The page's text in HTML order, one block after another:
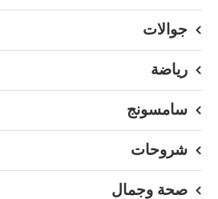
جوالات
رياضة
سامسونج
شروحات
صحة وجمال